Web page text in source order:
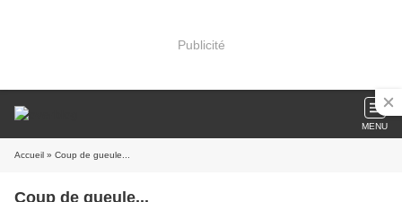
Publicité
MENU
Accueil » Coup de gueule...
Coup de gueule...